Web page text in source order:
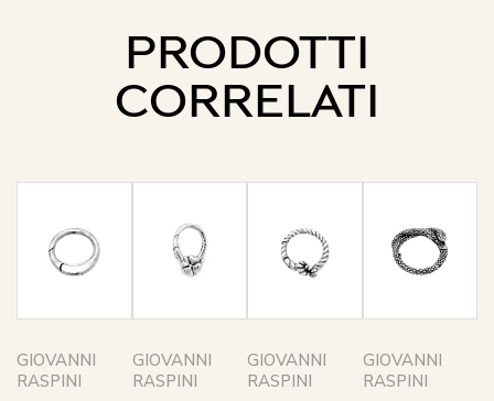
PRODOTTI
CORRELATI
GIOVANNI
RASPINI
GIOVANNI
RASPINI
GIOVANNI
RASPINI
GIOVANNI
RASPINI